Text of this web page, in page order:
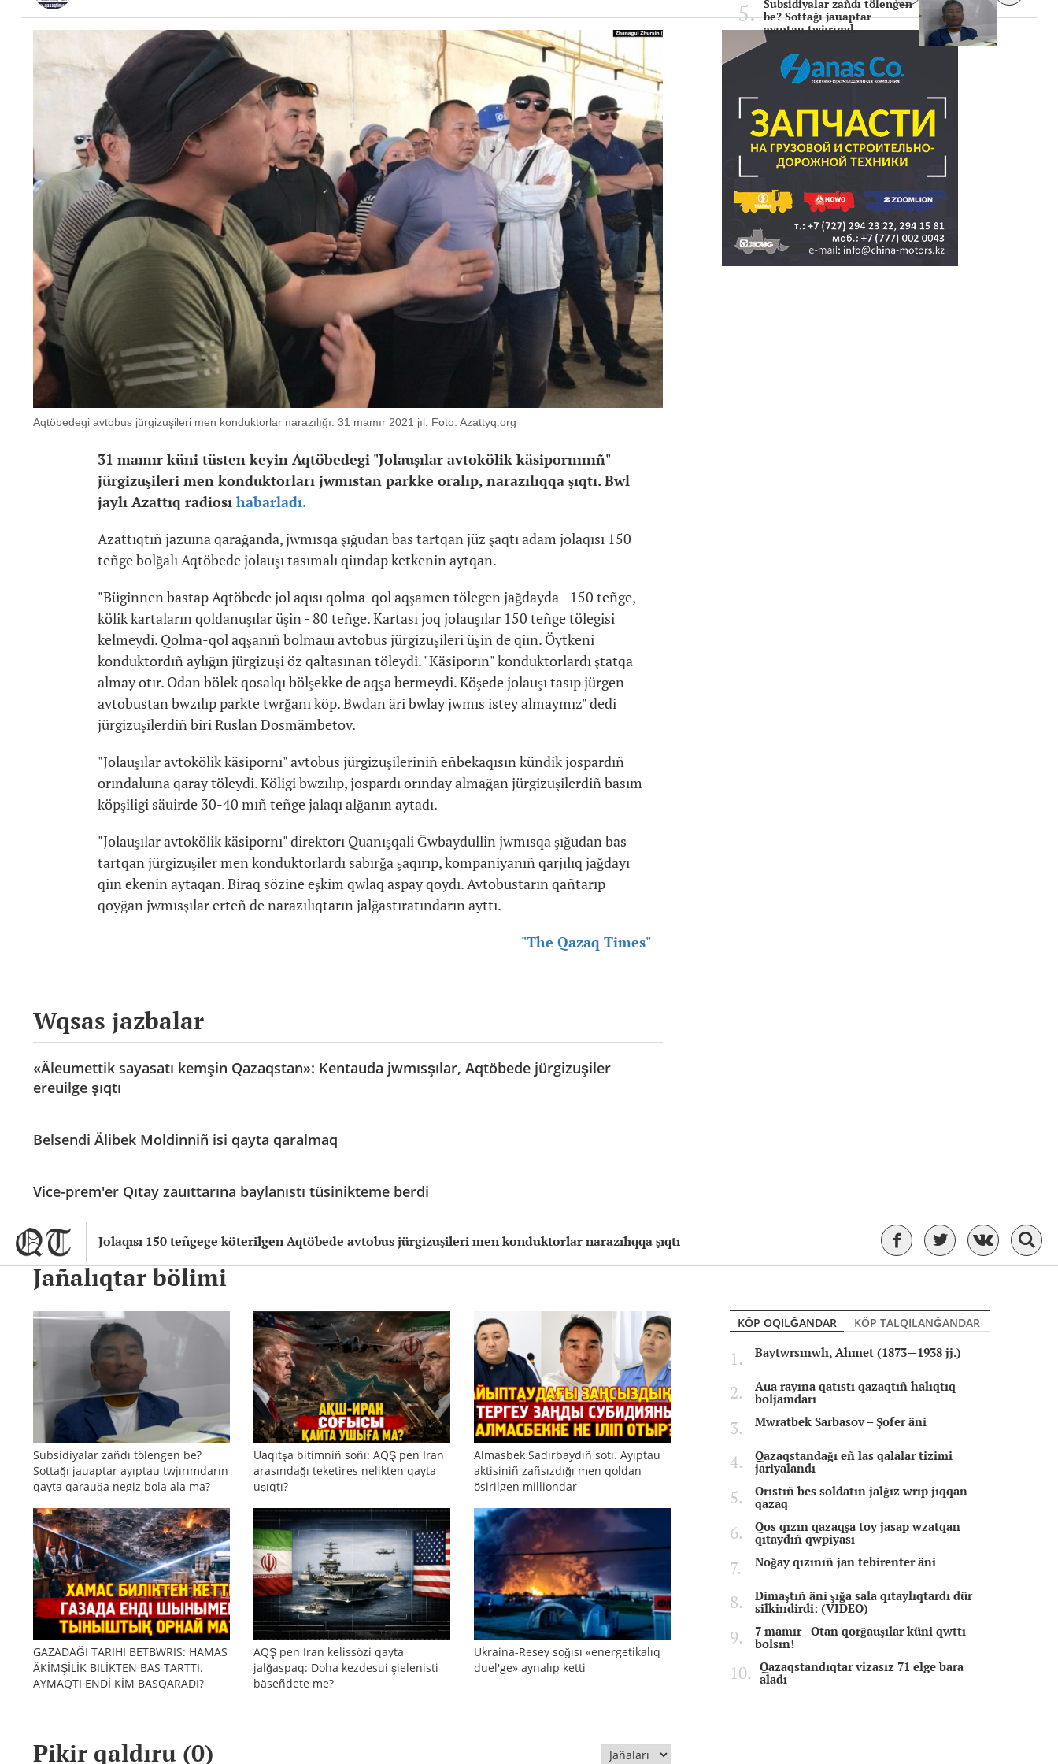
Jolaqısı 150 teñgege köterilgen Aqtöbede avtobus jürgizuşileri men konduktorlar narazılıqqa şıqtı
Aqtöbedegi avtobus jürgizuşileri men konduktorlar narazılığı. 31 mamır 2021 jıl. Foto: Azattyq.org
31 mamır küni tüsten keyin Aqtöbedegi "Jolauşılar avtokölik käsipornınıñ"
jürgizuşileri men konduktorları jwmıstan parkke oralıp, narazılıqqa şıqtı. Bwl
jaylı Azattıq radiosı habarladı.
Azattıqtıñ jazuına qarağanda, jwmısqa şığudan bas tartqan jüz şaqtı adam jolaqısı 150
teñge bolğalı Aqtöbede jolauşı tasımalı qiındap ketkenin aytqan.
"Büginnen bastap Aqtöbede jol aqısı qolma-qol aqşamen tölegen jağdayda - 150 teñge,
kölik kartaların qoldanuşılar üşin - 80 teñge. Kartası joq jolauşılar 150 teñge tölegisi
kelmeydi. Qolma-qol aqşanıñ bolmauı avtobus jürgizuşileri üşin de qiın. Öytkeni
konduktordıñ aylığın jürgizuşi öz qaltasınan töleydi. "Käsiporın" konduktorlardı ştatqa
almay otır. Odan bölek qosalqı bölşekke de aqşa bermeydi. Köşede jolauşı tasıp jürgen
avtobustan bwzılıp parkte twrğanı köp. Bwdan äri bwlay jwmıs istey almaymız" dedi
jürgizuşilerdiñ biri Ruslan Dosmämbetov.
"Jolauşılar avtokölik käsipornı" avtobus jürgizuşileriniñ eñbekaqısın kündik jospardıñ
orındaluına qaray töleydi. Köligi bwzılıp, jospardı orınday almağan jürgizuşilerdiñ basım
köpşiligi säuirde 30-40 mıñ teñge jalaqı alğanın aytadı.
"Jolauşılar avtokölik käsipornı" direktorı Quanışqali Ğwbaydullin jwmısqa şığudan bas
tartqan jürgizuşiler men konduktorlardı sabırğa şaqırıp, kompaniyanıñ qarjılıq jağdayı
qiın ekenin aytaqan. Biraq sözine eşkim qwlaq aspay qoydı. Avtobustarın qañtarıp
qoyğan jwmısşılar erteñ de narazılıqtarın jalğastıratındarın ayttı.
"The Qazaq Times"
Wqsas jazbalar
«Äleumettik sayasatı kemşin Qazaqstan»: Kentauda jwmısşılar, Aqtöbede jürgizuşiler
ereuilge şıqtı
Belsendi Älibek Moldinniñ isi qayta qaralmaq
Vice-prem'er Qıtay zauıttarına baylanıstı tüsinikteme berdi
Subsidiyalar zañdı tölengen
be? Sottağı jauaptar
ayıptau twjırımd..
Jañalıqtar bölimi
Subsidiyalar zañdı tölengen be?
Sottağı jauaptar ayıptau twjırımdarın
qayta qarauğa negiz bola ala ma?
Uaqıtşa bitimniñ soñı: AQŞ pen Iran
arasındağı teketires nelikten qayta
uşıqtı?
Almasbek Sadırbaydıñ sotı. Ayıptau
aktisiniñ zañsızdığı men qoldan
ösirilgen milliondar
GAZADAĞI TARIHI BETBWRIS: HAMAS
ÄKİMŞİLİK BILİKTEN BAS TARTTI.
AYMAQTI ENDİ KİM BASQARADI?
AQŞ pen Iran kelissözi qayta
jalğaspaq: Doha kezdesui şielenisti
bäseñdete me?
Ukraina-Resey soğısı «energetikalıq
duel'ge» aynalıp ketti
Pikir qaldıru (0)
KÖP OQILĞANDAR
KÖP TALQILANĞANDAR
Baytwrsınwlı, Ahmet (1873—1938 jj.)
Aua rayına qatıstı qazaqtıñ halıqtıq
boljamdarı
Mwratbek Sarbasov – Şofer äni
Qazaqstandağı eñ las qalalar tizimi
jariyalandı
Orıstıñ bes soldatın jalğız wrıp jıqqan
qazaq
Qos qızın qazaqşa toy jasap wzatqan
qıtaydıñ qwpiyası
Noğay qızınıñ jan tebirenter äni
Dimaştıñ äni şığa sala qıtaylıqtardı dür
silkindirdi: (VIDEO)
7 mamır - Otan qorğauşılar küni qwttı
bolsın!
Qazaqstandıqtar vizasız 71 elge bara
aladı